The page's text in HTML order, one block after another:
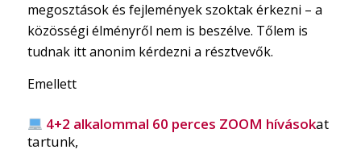
megosztások és fejlemények szoktak érkezni – a
közösségi élményről nem is beszélve. Tőlem is
tudnak itt anonim kérdezni a résztvevők.
Emellett
4+2 alkalommal 60 perces ZOOM hívásokat
tartunk,